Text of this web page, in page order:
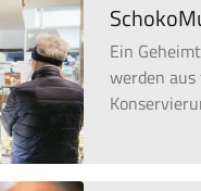
Ein
werden